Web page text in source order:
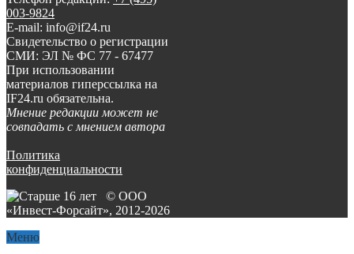
003-9824
E-mail: info@if24.ru
Свидетельство о регистрации
СМИ: ЭЛ № ФС 77 - 67477
При использовании
материалов гиперссылка на
IF24.ru обязательна.
Мнение редакции может не
совпадать с мнением автора
Политика
конфиденциальности
© ООО
«Инвест-Форсайт», 2012-2026
Меню